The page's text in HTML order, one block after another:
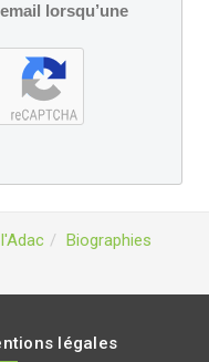
lorsqu’une
Biographies
légales